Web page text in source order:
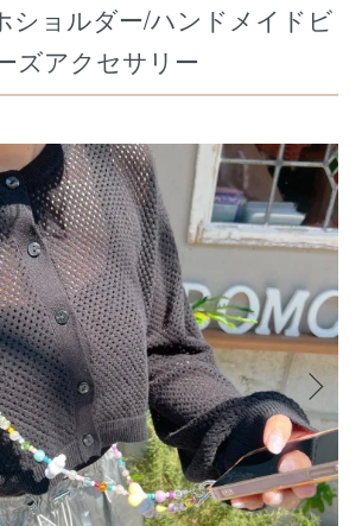
ショルダー/ハンドメイドビ
ズアクセサリー